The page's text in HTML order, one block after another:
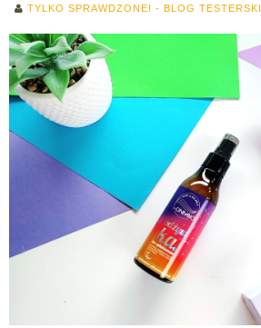
TYLKO SPRAWDZONE! - BLOG TESTERSKI